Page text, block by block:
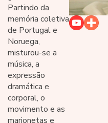
Partindo da
memória coletiva
de Portugal e
Noruega,
misturou-se a
música, a
expressão
dramática e
corporal, o
movimento e as
marionetas e